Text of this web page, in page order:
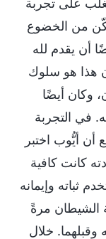
من الخضوع
أن يقدم لله
هذا هو سلوك
وكان أيضًا
في التجربة
أن أيُّوب اختبر
كانت كافية
ثباته وإيمانه
الشيطان مرةً
وقبلهما. خلال